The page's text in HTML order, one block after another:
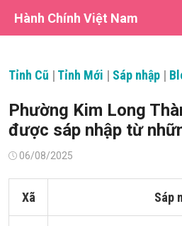
Hành Chính Việt Nam
Tỉnh Cũ | Tỉnh Mới | Sáp nhập |
Phường Kim Long
được sáp nhập từ
Đăng06/08/2025
Xã Sáp